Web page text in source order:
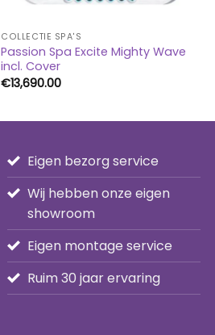
COLLECTIE SPA'S
Passion Spa Excite Mighty Wave
incl. Cover
€13,690.00
Eigen bezorg service
Wij hebben onze eigen
showroom
Eigen montage service
Ruim 30 jaar ervaring